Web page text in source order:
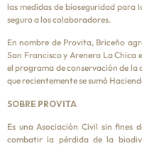
las medidas de bioseguridad para
seguro a los colaboradores.
En nombre de Provita, Briceño
San Francisco y Arenera La Chica
el programa de conservación de
que recientemente se sumó
SOBRE PROVITA
Es una Asociación Civil sin fines
combatir la pérdida de la